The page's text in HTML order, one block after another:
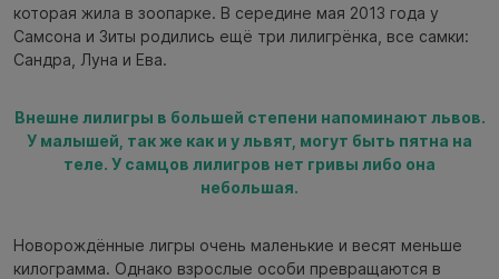
которая жила в зоопарке. В середине мая 2013 года у
Самсона и Зиты родились ещё три лилигрёнка, все самки:
Сандра, Луна и Ева.
Внешне лилигры в большей степени напоминают львов.
У малышей, так же как и у львят, могут быть пятна на
теле. У самцов лилигров нет гривы либо она
небольшая.
Новорождённые лигры очень маленькие и весят меньше
килограмма. Однако взрослые особи превращаются в